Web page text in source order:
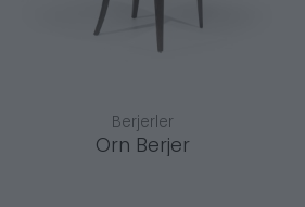
Berjerler
Orn Berjer